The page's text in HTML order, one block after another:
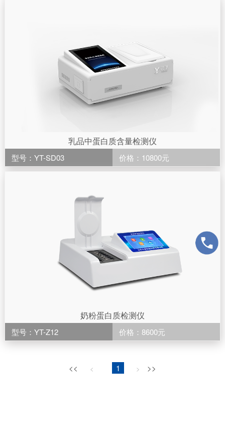
乳品中蛋白质含量检测仪
型号：YT-SD03 价格：10800元
奶粉蛋白质检测仪
型号：YT-Z12 价格：8600元
<< < 1 > >>